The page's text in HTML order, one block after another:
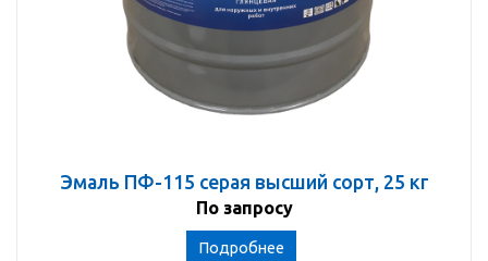
Эмаль ПФ-115 серая высший сорт, 25 кг
По запросу
Подробнее